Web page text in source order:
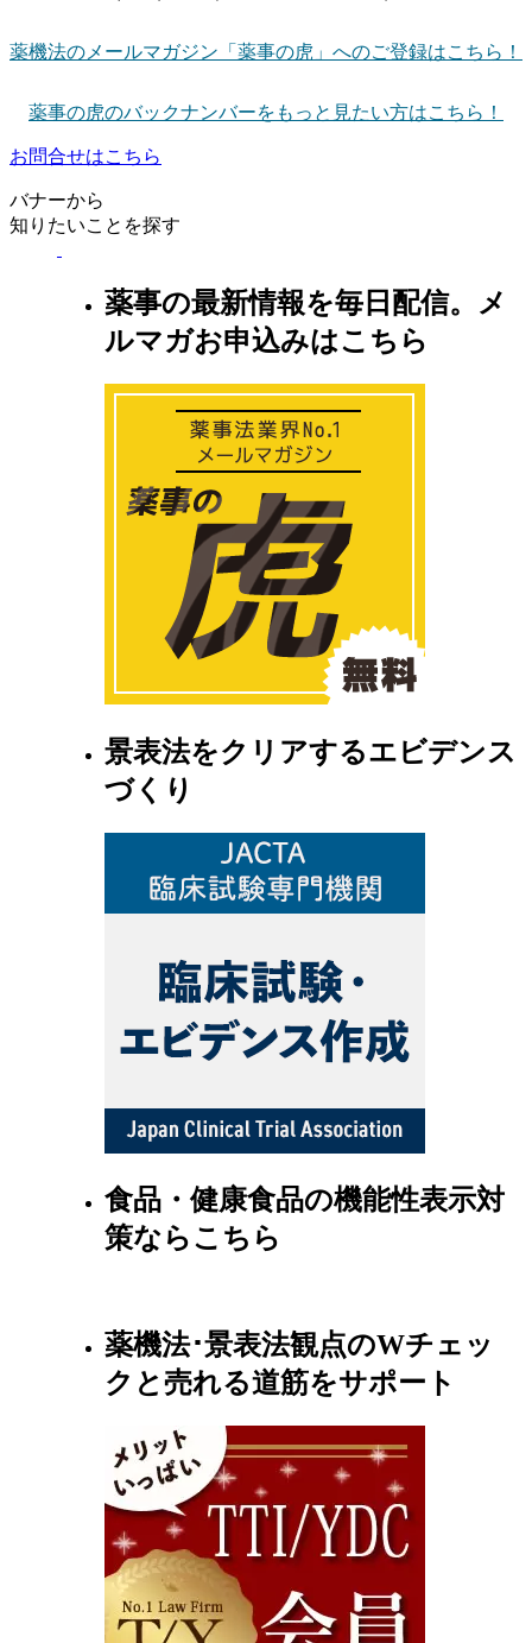
薬機法のメールマガジン「薬事の虎」へのご登録はこちら！
薬事の虎のバックナンバーをもっと見たい方はこちら！
お問合せはこちら
バナーから
知りたいことを探す
薬事の最新情報を毎日配信。メ
ルマガお申込みはこちら
景表法をクリアするエビデンス
づくり
食品・健康食品の機能性表示対
策ならこちら
薬機法･景表法観点のWチェッ
クと売れる道筋をサポート